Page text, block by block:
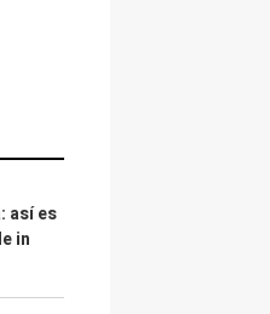
así es
in